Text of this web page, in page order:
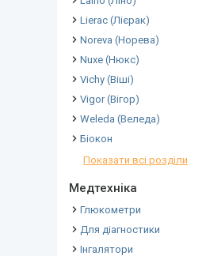
Lierac (Лієрак)
Noreva (Норева)
Nuxe (Нюкс)
Vichy (Віші)
Vigor (Вігор)
Weleda (Веледа)
Біокон
Показати всі розділи
Медтехніка
Глюкометри
Для діагностики
Інгалятори